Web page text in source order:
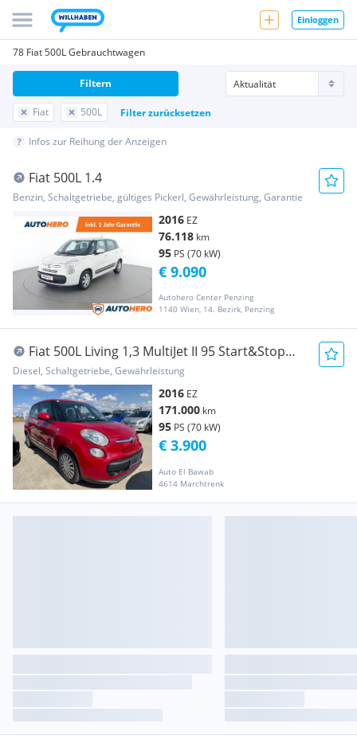
Einloggen
78 Fiat 500L Gebrauchtwagen
Fiat 500L Filter zurücksetzen
Filtern
Infos zur Reihung der Anzeigen
Fiat 500L 1.4
Benzin, Schaltgetriebe, gültiges Pickerl, Gewährleistung, Garantie
2016 EZ
76.118 km
95 PS (70 kW)
Autohero Center Penzing
1140 Wien, 14. Bezirk, Penzing
€ 9.090
Fiat 500L Living 1,3 MultiJet II 95 Start&Stop
Pop Star
Diesel, Schaltgetriebe, Gewährleistung
2016 EZ
171.000 km
95 PS (70 kW)
Auto El Bawab
4614 Marchtrenk
€ 3.900